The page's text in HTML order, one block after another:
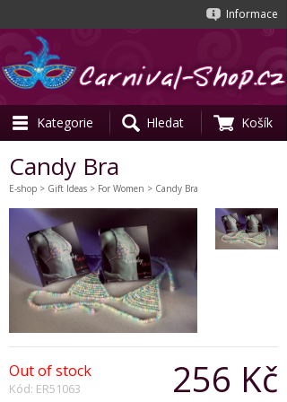
Informace
Kategorie Hledat Košík
Candy Bra
E-shop > Gift Ideas > For Women > Candy Bra
256 Kč
Out of stock
Kód: ER51063